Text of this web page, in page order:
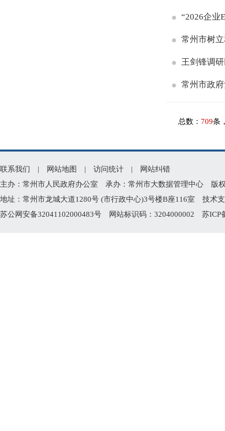
“2026企业
常州市树
王剑锋调
常州市政
总数： 709条
联系我们 | 网站地图 | 访问统计 |
网站纠错
主办：常州市人民政府办公室 承办：常州市大数据管理中心 版
地址：常州市龙城大道1280号 (市行政中心)3号楼B座116室 技术
苏公网安备32041102000483号 网站标识码：3204000002 苏ICP